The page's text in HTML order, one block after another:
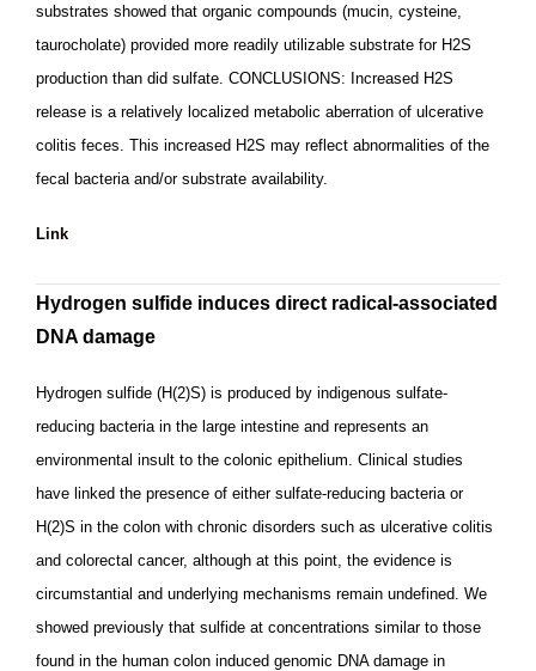
substrates showed that organic compounds (mucin, cysteine,
taurocholate) provided more readily utilizable substrate for H2S
production than did sulfate. CONCLUSIONS: Increased H2S
release is a relatively localized metabolic aberration of ulcerative
colitis feces. This increased H2S may reflect abnormalities of the
fecal bacteria and/or substrate availability.
Link
Hydrogen sulfide induces direct radical-associated
DNA damage
Hydrogen sulfide (H(2)S) is produced by indigenous sulfate-
reducing bacteria in the large intestine and represents an
environmental insult to the colonic epithelium. Clinical studies
have linked the presence of either sulfate-reducing bacteria or
H(2)S in the colon with chronic disorders such as ulcerative colitis
and colorectal cancer, although at this point, the evidence is
circumstantial and underlying mechanisms remain undefined. We
showed previously that sulfide at concentrations similar to those
found in the human colon induced genomic DNA damage in